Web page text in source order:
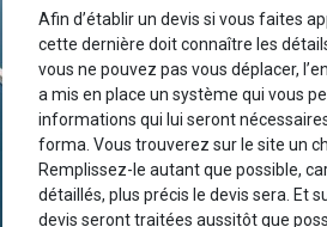
Afin d’établir un devis si vous faites
cette dernière doit connaître les
vous ne pouvez pas vous déplacer,
a mis en place un système qui vous
informations qui lui seront
forma. Vous trouverez sur le site un
Remplissez-le autant que possible,
détaillés, plus précis le devis sera. Et
devis seront traitées aussitôt que